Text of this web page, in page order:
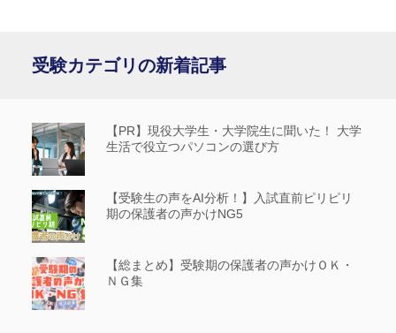
受験カテゴリの新着記事
【PR】現役大学生・大学院生に聞いた！ 大学
生活で役立つパソコンの選び方
【受験生の声をAI分析！】入試直前ピリピリ
期の保護者の声かけNG5
【総まとめ】受験期の保護者の声かけＯＫ・
ＮＧ集